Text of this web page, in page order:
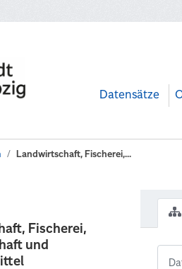
Datensätze
Landwirtschaft, Fischerei,...
Fischerei,
und